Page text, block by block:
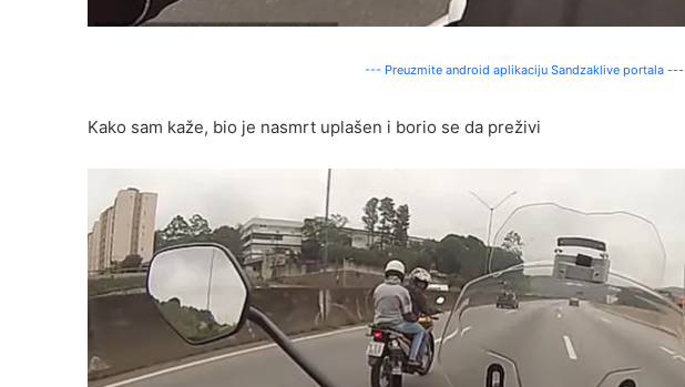
--- Preuzmite android aplikaciju Sandzaklive portala ---
Kako sam kaže, bio je nasmrt uplašen i borio se da preživi